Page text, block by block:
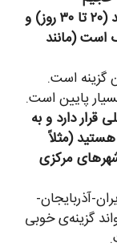
(کانتینری) است، زمان زیادی دارید (۲۰ تا ۳۰ روز) و
است (مانند
گزینه است.
پایین است.
قرار دارد و به
(مثلاً
مرکزی
آذربایجان-
گزینه‌ی خوبی